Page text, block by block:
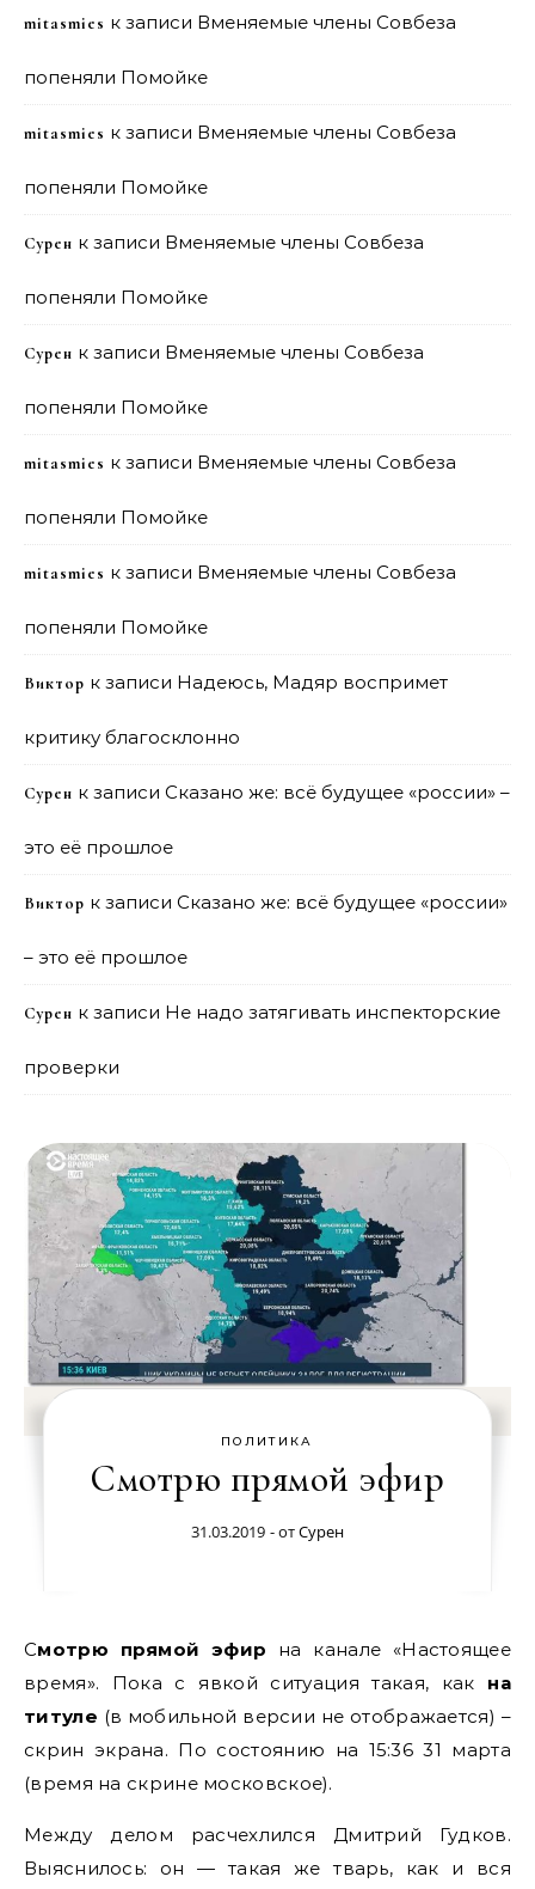
mitasmies к записи Вменяемые члены Совбеза
попеняли Помойке
mitasmies к записи Вменяемые члены Совбеза
попеняли Помойке
Сурен к записи Вменяемые члены Совбеза
попеняли Помойке
Сурен к записи Вменяемые члены Совбеза
попеняли Помойке
mitasmies к записи Вменяемые члены Совбеза
попеняли Помойке
mitasmies к записи Вменяемые члены Совбеза
попеняли Помойке
Виктор к записи Надеюсь, Мадяр воспримет
критику благосклонно
Сурен к записи Сказано же: всё будущее «россии» –
это её прошлое
Виктор к записи Сказано же: всё будущее «россии»
– это её прошлое
Сурен к записи Не надо затягивать инспекторские
проверки
ПОЛИТИКА
Смотрю прямой эфир
31.03.2019 - отСурен
Смотрю прямой эфир на канале «Настоящее
время». Пока с явкой ситуация такая, как на
титуле (в мобильной версии не отображается) –
скрин экрана. По состоянию на 15:36 31 марта
(время на скрине московское).
Между делом расчехлился Дмитрий Гудков.
Выяснилось: он — такая же тварь, как и вся